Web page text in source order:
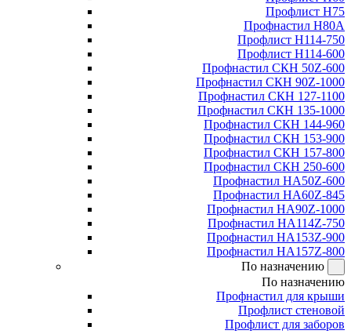
Профлист Н75
Профнастил Н80А
Профлист Н114-750
Профлист Н114-600
Профнастил СКН 50Z-600
Профнастил СКН 90Z-1000
Профнастил СКН 127-1100
Профнастил СКН 135-1000
Профнастил СКН 144-960
Профнастил СКН 153-900
Профнастил СКН 157-800
Профнастил СКН 250-600
Профнастил НА50Z-600
Профнастил НА60Z-845
Профнастил НА90Z-1000
Профнастил НА114Z-750
Профнастил НА153Z-900
Профнастил НА157Z-800
По назначению
По назначению
Профнастил для крыши
Профлист стеновой
Профлист для заборов